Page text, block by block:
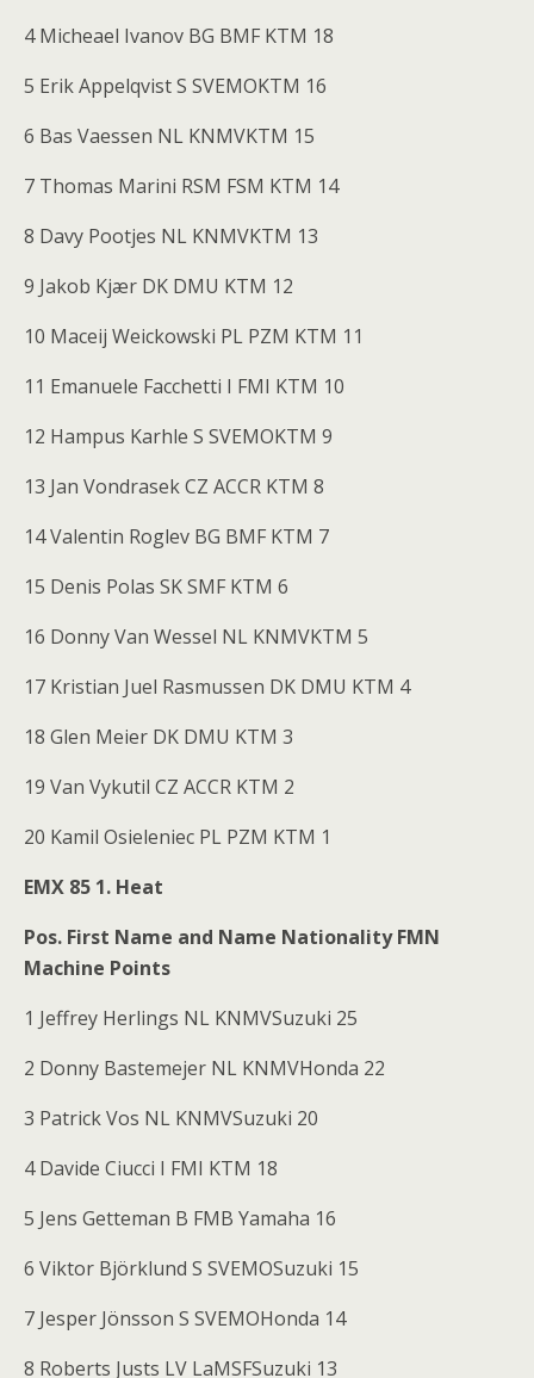
4 Micheael Ivanov BG BMF KTM 18
5 Erik Appelqvist S SVEMOKTM 16
6 Bas Vaessen NL KNMVKTM 15
7 Thomas Marini RSM FSM KTM 14
8 Davy Pootjes NL KNMVKTM 13
9 Jakob Kjær DK DMU KTM 12
10 Maceij Weickowski PL PZM KTM 11
11 Emanuele Facchetti I FMI KTM 10
12 Hampus Karhle S SVEMOKTM 9
13 Jan Vondrasek CZ ACCR KTM 8
14 Valentin Roglev BG BMF KTM 7
15 Denis Polas SK SMF KTM 6
16 Donny Van Wessel NL KNMVKTM 5
17 Kristian Juel Rasmussen DK DMU KTM 4
18 Glen Meier DK DMU KTM 3
19 Van Vykutil CZ ACCR KTM 2
20 Kamil Osieleniec PL PZM KTM 1
EMX 85 1. Heat
Pos. First Name and Name Nationality FMN
Machine Points
1 Jeffrey Herlings NL KNMVSuzuki 25
2 Donny Bastemejer NL KNMVHonda 22
3 Patrick Vos NL KNMVSuzuki 20
4 Davide Ciucci I FMI KTM 18
5 Jens Getteman B FMB Yamaha 16
6 Viktor Björklund S SVEMOSuzuki 15
7 Jesper Jönsson S SVEMOHonda 14
8 Roberts Justs LV LaMSFSuzuki 13